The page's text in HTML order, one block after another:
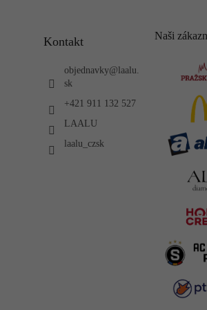
Kontakt
objednavky@ laalu.
sk
+421 911 132 527
LAALU
laalu_czsk
Naši